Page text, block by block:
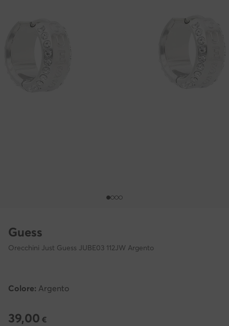
Guess
Orecchini Just Guess JUBE03 112JW Argento
Colore: Argento
39,00 €
39,00 €